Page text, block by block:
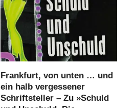
Frankfurt, von unten … und
ein halb vergessener
Schriftsteller – Zu »Schuld